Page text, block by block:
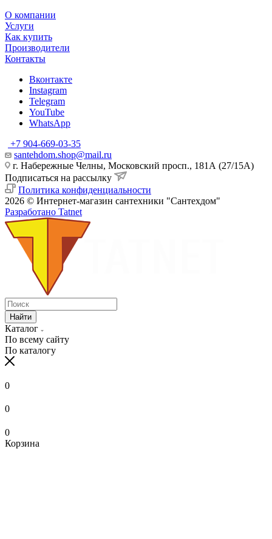
О компании
Услуги
Как купить
Производители
Контакты
Вконтакте
Instagram
Telegram
YouTube
WhatsApp
+7 904-669-03-35
santehdom.shop@mail.ru
г. Набережные Челны, Московский просп., 181А (27/15А)
Подписаться на рассылку
Политика конфиденциальности
2026 © Интернет-магазин сантехники "Сантехдом"
Разработано Tatnet
Найти
Каталог
По всему сайту
По каталогу
0
0
0
Корзина